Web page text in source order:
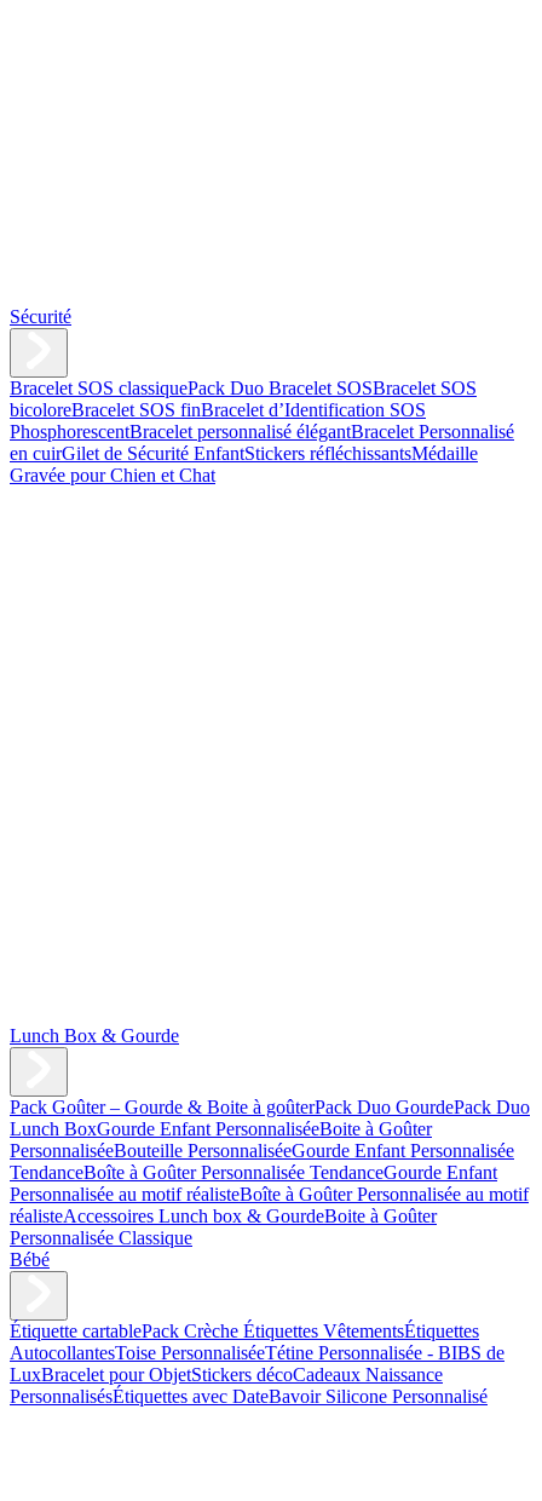
Sécurité
Bracelet SOS classiquePack Duo Bracelet SOSBracelet SOS
bicoloreBracelet SOS finBracelet d’Identification SOS
PhosphorescentBracelet personnalisé élégantBracelet Personnalisé
en cuirGilet de Sécurité EnfantStickers réfléchissantsMédaille
Gravée pour Chien et Chat
Lunch Box & Gourde
Pack Goûter – Gourde & Boite à goûterPack Duo GourdePack Duo
Lunch BoxGourde Enfant PersonnaliséeBoite à Goûter
PersonnaliséeBouteille PersonnaliséeGourde Enfant Personnalisée
TendanceBoîte à Goûter Personnalisée TendanceGourde Enfant
Personnalisée au motif réalisteBoîte à Goûter Personnalisée au motif
réalisteAccessoires Lunch box & GourdeBoite à Goûter
Personnalisée Classique
Bébé
Étiquette cartablePack Crèche Étiquettes VêtementsÉtiquettes
AutocollantesToise PersonnaliséeTétine Personnalisée - BIBS de
LuxBracelet pour ObjetStickers décoCadeaux Naissance
PersonnalisésÉtiquettes avec DateBavoir Silicone Personnalisé